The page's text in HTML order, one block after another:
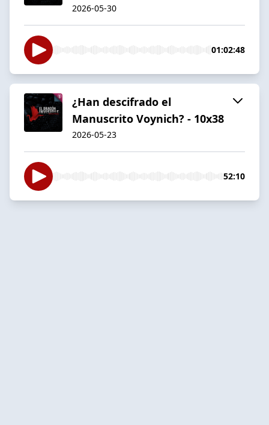
2026-05-30
01:02:48
¿Han descifrado el
Manuscrito Voynich? - 10x38
2026-05-23
52:10